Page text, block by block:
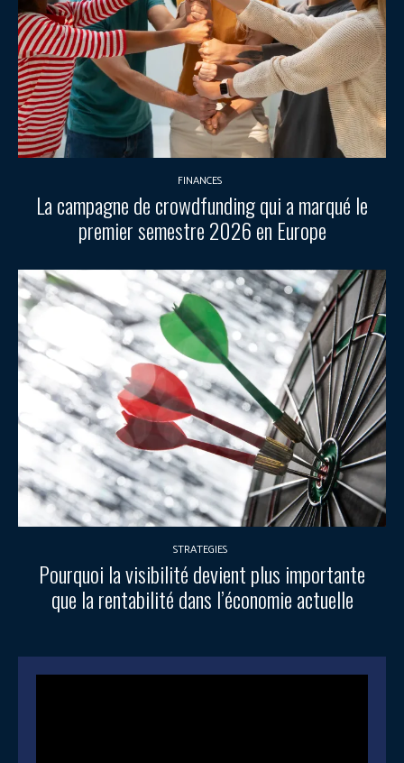
FINANCES
La campagne de crowdfunding qui a marqué le
premier semestre 2026 en Europe
STRATEGIES
Pourquoi la visibilité devient plus importante
que la rentabilité dans l’économie actuelle